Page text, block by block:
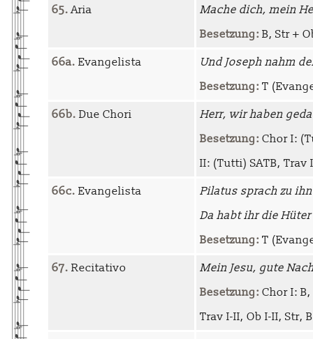
65.Aria
Mache dich, mein
Besetzung: B, Str +
66a. Evangelista
Und Joseph nahm
Besetzung: T
66b. Due Chori
Herr, wir haben
Besetzung: Chor I:
II: (Tutti) SATB, Trav
66c. Evangelista
Pilatus sprach zu
Da habt ihr die Hüter
Besetzung: T
67. Recitativo
Mein Jesu, gute
Besetzung: Chor I:
Trav I-II, Ob I-II, Str,